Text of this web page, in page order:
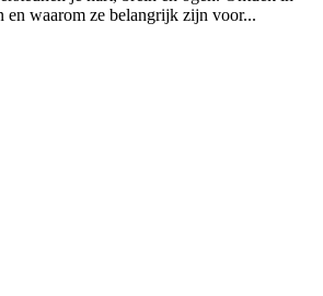
en waarom ze belangrijk zijn voor...